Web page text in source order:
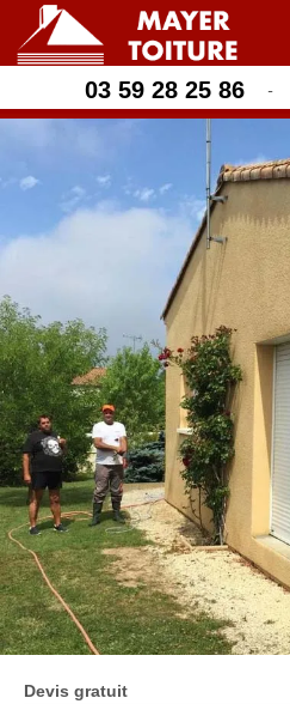
03 59 28 25 86 -
Devis gratuit